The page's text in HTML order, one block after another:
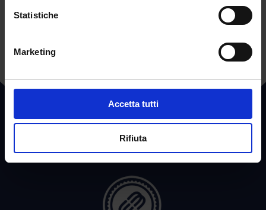
Statistiche
Marketing
Accetta tutti
Rifiuta